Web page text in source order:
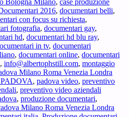
2016, documentari belli,
con focus su richiesta,
fotografia, documentari gay,
hd, documentari hd blu ray,
in tv, documentari
, documentari online, documentari
, info@albertophstill.com, montaggio
Milano Roma Venezia Londra
, padova video, preventivo
, preventivo video aziendali
, produzione documentari,
Milano Roma Venezia Londra